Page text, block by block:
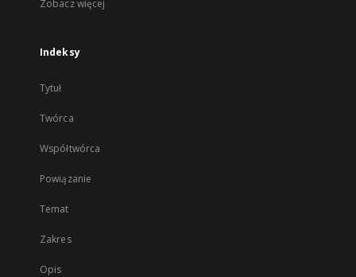
Zobacz więcej
Indeksy
Tytuł
Twórca
Współtwórca
Powiązanie
Temat
Zakres
Opis